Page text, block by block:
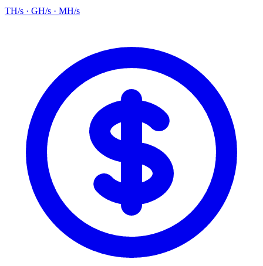
TH/s · GH/s · MH/s